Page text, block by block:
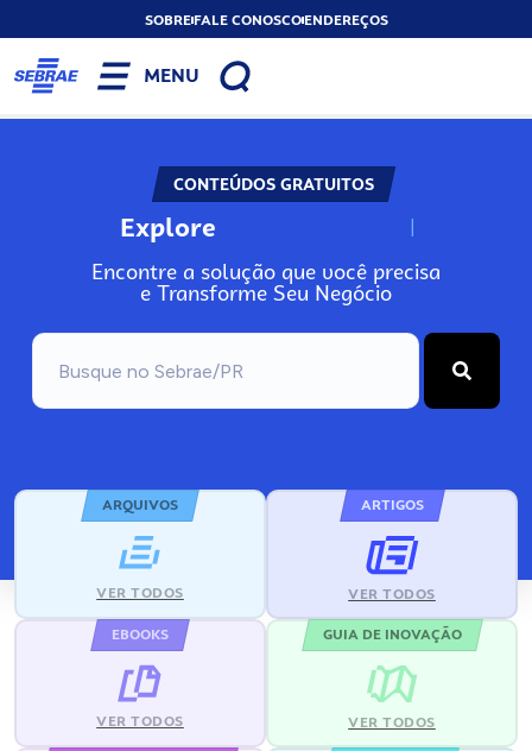
SOBREFALE CONOSCOENDEREÇOS
MENU
CONTEÚDOS GRATUITOS
Explore N
Encontre a solução que você precisa
e Transforme Seu Negócio
ARQUIVOS
VER TODOS
ARTIGOS
VER TODOS
EBOOKS
VER TODOS
GUIA DE INOVAÇÃO
VER TODOS